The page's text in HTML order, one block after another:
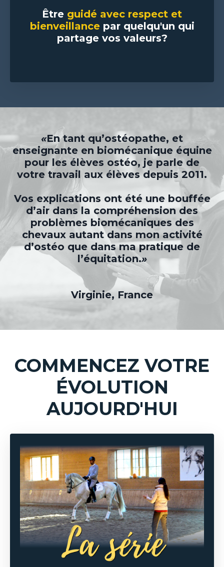
Être guidé avec respect et
bienveillance par quelqu'un qui
partage vos valeurs?
«En tant qu’ostéopathe, et
enseignante en biomécanique équine
pour les élèves ostéo, je parle de
votre travail aux élèves depuis 2011.
Vos explications ont été une bouffée
d’air dans la compréhension des
problèmes biomécaniques des
chevaux autant dans mon activité
d’ostéo que dans ma pratique de
l’équitation.»
Virginie, France
COMMENCEZ VOTRE
ÉVOLUTION
AUJOURD'HUI